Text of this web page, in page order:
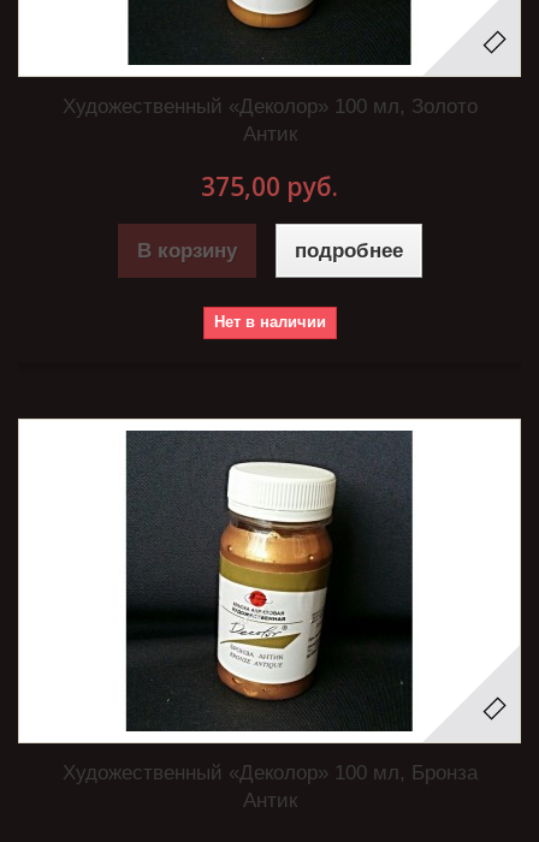
Художественный «Деколор» 100 мл, Золото
Антик
375,00 руб.
В корзину подробнее
Нет в наличии
Художественный «Деколор» 100 мл, Бронза
Антик